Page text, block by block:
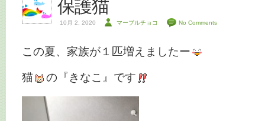
保護猫
10月 2, 2020 マーブルチョコ No Comments
この夏、家族が１匹増えましたー
猫 の『きなこ』です